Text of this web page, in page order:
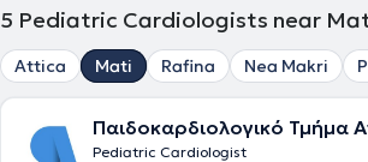
5 Pediatric Cardiologists near
Attica Mati Rafina Nea Makri
Παιδοκαρδιολογικό Τμήμα
Pediatric Cardiologist